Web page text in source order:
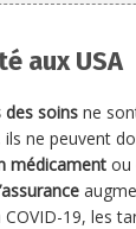
aux USA
des soins ne
ne peuvent
médicament ou
COVID-19, les